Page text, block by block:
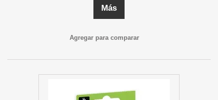
Más
Agregar para comparar